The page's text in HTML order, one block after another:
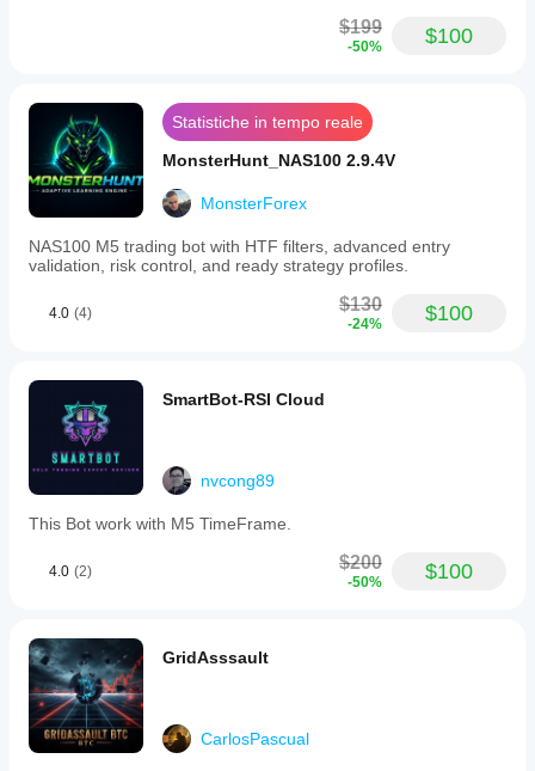
Questo sistema di trading avanzato offre flessibilità sia
per principianti che per trader esperti, combinando
un'analisi tecnica potente con robuste funzionalità di
gestione del rischio.
futuri. Iniziare sempre con test demo.
$199
-50% $100
Statistiche in tempo reale
MonsterHunt_NAS100 2.9.4V
MonsterForex
NAS100 M5 trading bot with HTF filters, advanced entry
validation, risk control, and ready strategy profiles.
4.0 (4) $130
-24% $100
SmartBot-RSI Cloud
nvcong89
This Bot work with M5 TimeFrame.
4.0 (2) $200
-50% $100
GridAsssault
CarlosPascual